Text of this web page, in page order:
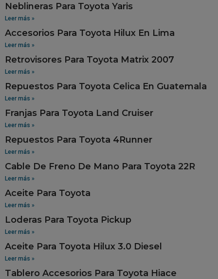
Neblineras Para Toyota Yaris
Leer más »
Accesorios Para Toyota Hilux En Lima
Leer más »
Retrovisores Para Toyota Matrix 2007
Leer más »
Repuestos Para Toyota Celica En Guatemala
Leer más »
Franjas Para Toyota Land Cruiser
Leer más »
Repuestos Para Toyota 4Runner
Leer más »
Cable De Freno De Mano Para Toyota 22R
Leer más »
Aceite Para Toyota
Leer más »
Loderas Para Toyota Pickup
Leer más »
Aceite Para Toyota Hilux 3.0 Diesel
Leer más »
Tablero Accesorios Para Toyota Hiace